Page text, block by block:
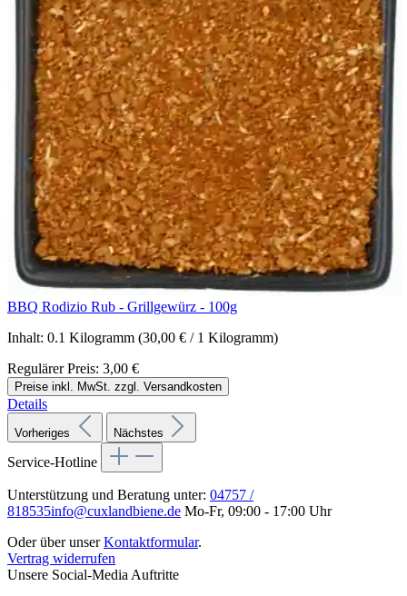
BBQ Rodizio Rub - Grillgewürz - 100g
Inhalt: 0.1 Kilogramm (30,00 € / 1 Kilogramm)
Regulärer Preis: 3,00 €
Preise inkl. MwSt. zzgl. Versandkosten
Details
Vorheriges Nächstes
Service-Hotline
Unterstützung und Beratung unter: 04757 /
818535info@cuxlandbiene.de Mo-Fr, 09:00 - 17:00 Uhr
Oder über unserKontaktformular.
Vertrag widerrufen
Unsere Social-Media Auftritte